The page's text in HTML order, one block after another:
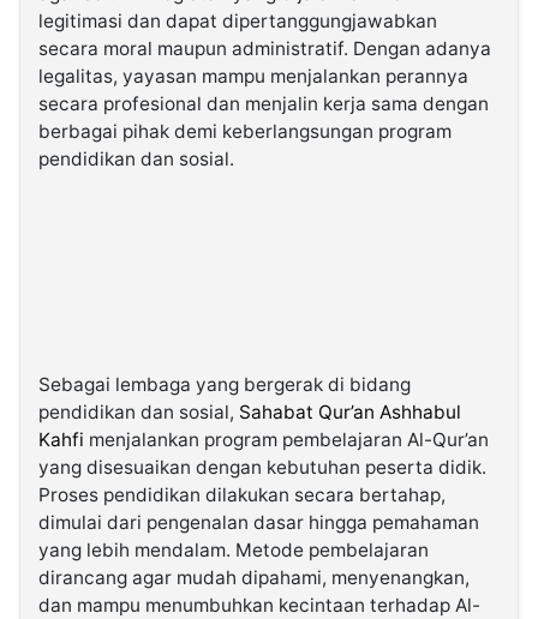
legitimasi dan dapat dipertanggungjawabkan
secara moral maupun administratif. Dengan adanya
legalitas, yayasan mampu menjalankan perannya
secara profesional dan menjalin kerja sama dengan
berbagai pihak demi keberlangsungan program
pendidikan dan sosial.
Sebagai lembaga yang bergerak di bidang
pendidikan dan sosial, Sahabat Qur’an Ashhabul
Kahfi menjalankan program pembelajaran Al-Qur’an
yang disesuaikan dengan kebutuhan peserta didik.
Proses pendidikan dilakukan secara bertahap,
dimulai dari pengenalan dasar hingga pemahaman
yang lebih mendalam. Metode pembelajaran
dirancang agar mudah dipahami, menyenangkan,
dan mampu menumbuhkan kecintaan terhadap Al-